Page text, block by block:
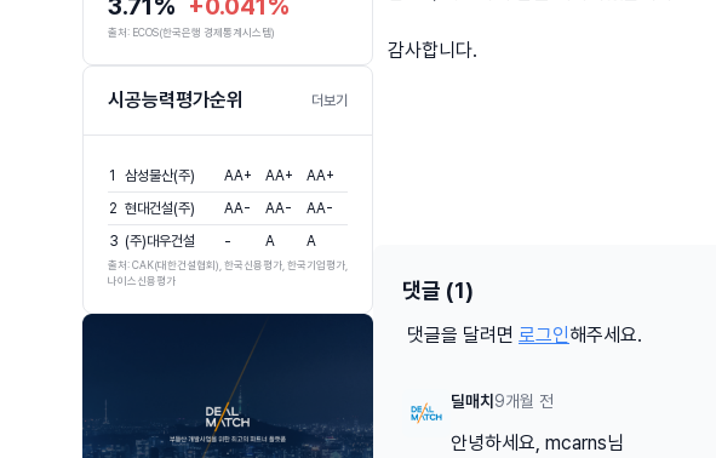
3.71% +0.041% 4.41% +0.018%
출처: ECOS(한국은행 경제통계시스템)
시공능력평가순위 더보기
1 삼성물산(주) AA+ AA+
AA+
2 현대건설(주) AA- AA-
AA-
3 (주)대우건설 - A A
출처: CAK(대한건설협회), 한국신용평가, 한국기업평가,
나이스신용평가
감사합니다.
댓글 (1)
댓글을 달려면 로그인해주세요.
딜매치 9개월 전
안녕하세요, mcarns님